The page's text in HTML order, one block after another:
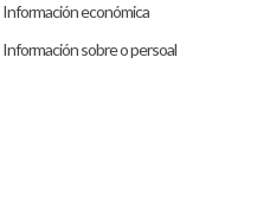
Información económica
Información sobre o persoal